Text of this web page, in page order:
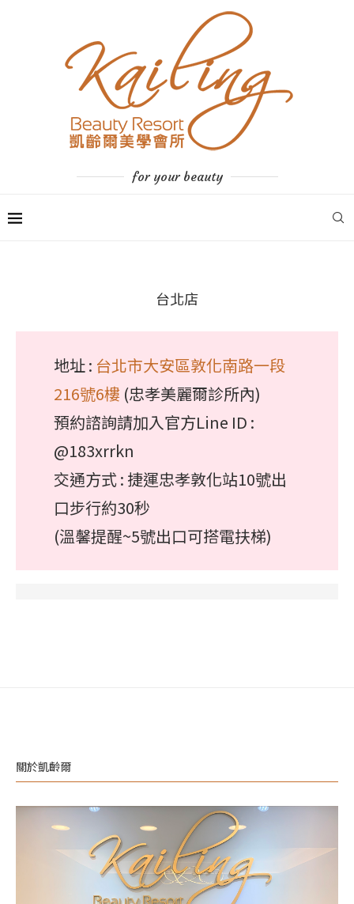
for your beauty
台北店
地址 : 台北市大安區敦化南路一段
216號6樓 (忠孝美麗爾診所內)
預約諮詢請加入官方Line ID :
@183xrrkn
交通方式 : 捷運忠孝敦化站10號出
口步行約30秒
(溫馨提醒~5號出口可搭電扶梯)
關於凱齡爾